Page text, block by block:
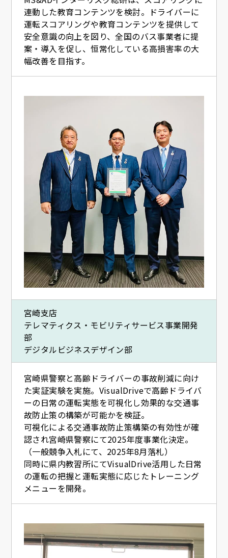
連動した教育コンテンツを検討。ドライバーに
運転スコアリングや教育コンテンツを提供して
安全意識の向上を図り、全国のバス事業者に提
案・導入を促し、恒常化している高損害率の大
幅改善を目指す。
宮崎支店
テレマティクス・モビリティサービス事業開発
部
デジタルビジネスデザイン部
宮崎県警察と高齢ドライバーの事故削減に向け
た実証実験を実施。VisualDriveで高齢ドライバ
ーの日常の運転実態を可視化し効果的な交通事
故防止策の構築が可能かを検証。
可視化による交通事故防止策構築の有効性が確
認され宮崎県警察にて2025年度事業化決定。
（一般競争入札にて、2025年8月落札）
同時に県内教習所にてVisualDrive活用した日常
の運転の把握と運転実態に応じたトレーニング
メニューを開発。